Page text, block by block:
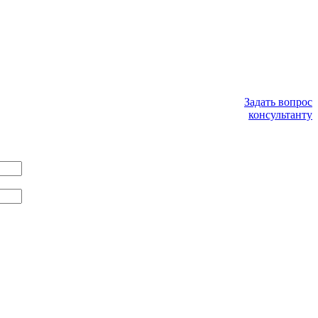
Задать вопрос
консультанту